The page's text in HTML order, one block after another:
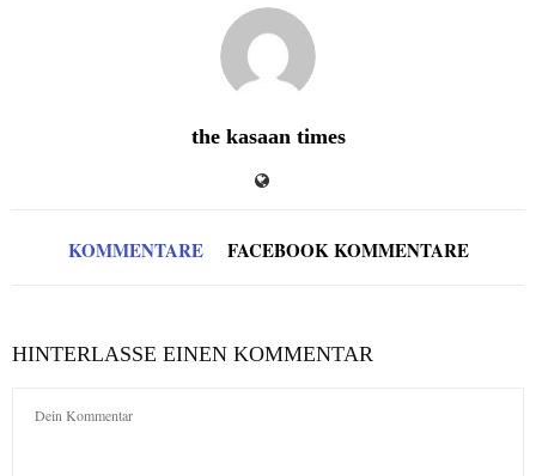
the kasaan times
KOMMENTARE FACEBOOK KOMMENTARE
HINTERLASSE EINEN KOMMENTAR